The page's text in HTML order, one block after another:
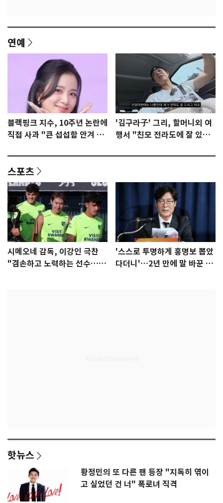
연예
블랙핑크 지수, 10주년 논란에
직접 사과 "큰 섭섭함 안겨 미
'김구라子' 그리, 할머니외 여
행서 "친모 전라도에 잘 있
스포츠
시메오네 감독, 이강인 극찬
"겸손하고 노력하는 선수…좋
'스스로 투명하게 홍명보 뽑았
다더니'…2년 만에 말 바꾼 이
핫뉴스
황정민의 또 다른 팬 등장 "지독히 엮이
고 싶었던 건 너" 폭로녀 직격